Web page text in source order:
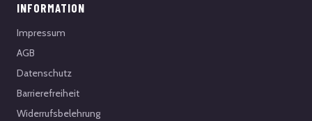
INFORMATION
Impressum
AGB
Datenschutz
Barrierefreiheit
Widerrufsbelehrung